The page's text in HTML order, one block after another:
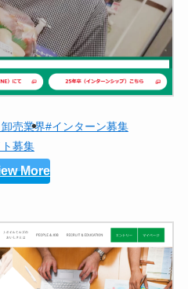
売業界#インターン募集
募集
More